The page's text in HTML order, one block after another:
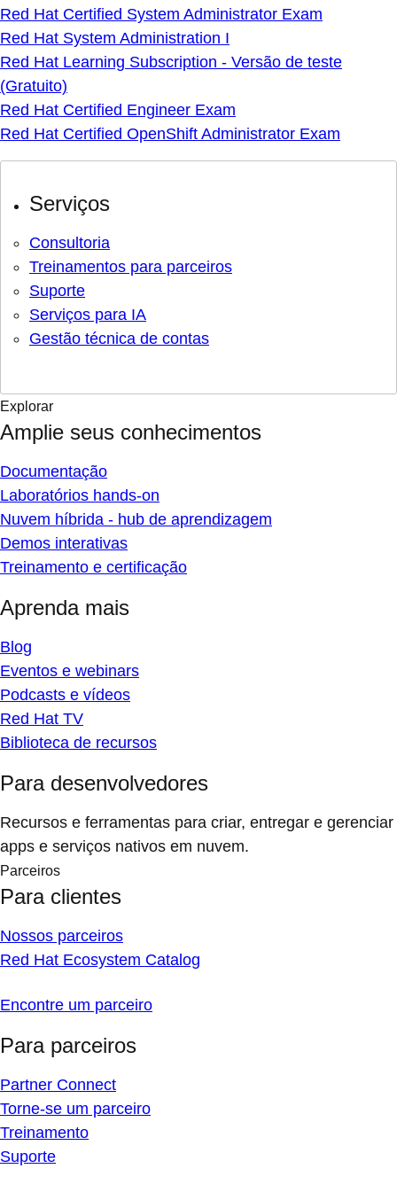
Red Hat Certified System Administrator Exam
Red Hat System Administration I
Red Hat Learning Subscription - Versão de teste
(Gratuito)
Red Hat Certified Engineer Exam
Red Hat Certified OpenShift Administrator Exam
Serviços
Consultoria
Treinamentos para parceiros
Suporte
Serviços para IA
Gestão técnica de contas
Explorar
Amplie seus conhecimentos
Documentação
Laboratórios hands-on
Nuvem híbrida - hub de aprendizagem
Demos interativas
Treinamento e certificação
Aprenda mais
Blog
Eventos e webinars
Podcasts e vídeos
Red Hat TV
Biblioteca de recursos
Para desenvolvedores
Recursos e ferramentas para criar, entregar e gerenciar
apps e serviços nativos em nuvem.
Parceiros
Para clientes
Nossos parceiros
Red Hat Ecosystem Catalog
Encontre um parceiro
Para parceiros
Partner Connect
Torne-se um parceiro
Treinamento
Suporte